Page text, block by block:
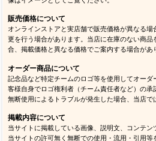
販売価格について
オンラインストアと実店舗で販売価格が異なる
更を行う場合があります。当店に在庫のない商
合、掲載価格と異なる価格でご案内する場合があ
オーダー商品について
記念品など特定チームのロゴ等を使用してオー
客様自身でロゴ権利者（チーム責任者など）の
無断使用によるトラブルが発生した場合、当店で
掲載内容について
当サイトに掲載している画像、説明文、コンテン
当サイトの許可無く無断での使用・流用・引用